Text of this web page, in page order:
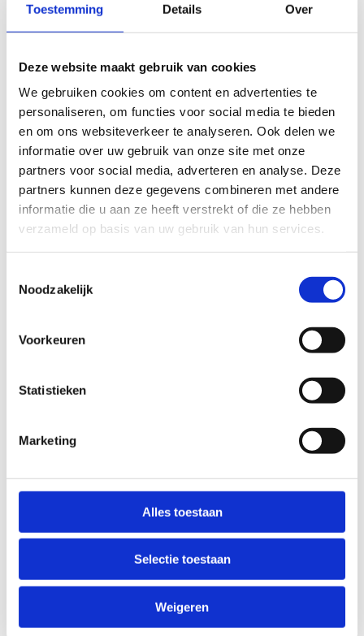
Toestemming Details Over
Deze website maakt gebruik van cookies
We gebruiken cookies om content en advertenties te
personaliseren, om functies voor social media te bieden
en om ons websiteverkeer te analyseren. Ook delen we
informatie over uw gebruik van onze site met onze
partners voor social media, adverteren en analyse. Deze
partners kunnen deze gegevens combineren met andere
informatie die u aan ze heeft verstrekt of die ze hebben
verzameld op basis van uw gebruik van hun services.
Noodzakelijk
Voorkeuren
Statistieken
Marketing
Alles toestaan
Selectie toestaan
Weigeren
slecht
licht zwaar
TECHNISCHE MOEILIJKHEIDSGRAAD
makkelijk moeilijk
slecht
Routemeldpunt
STAAT VAN PARCOURS(ONDERGROND, BEGROEIING, ONDERHOUD)
slecht
WEER
Zonnig
Winters